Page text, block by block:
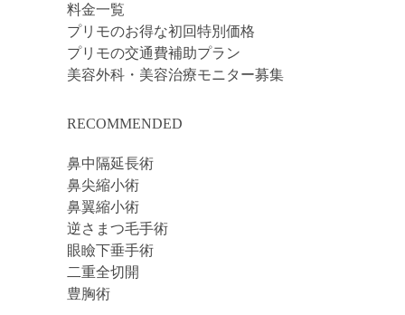
料金一覧
プリモのお得な初回特別価格
プリモの交通費補助プラン
美容外科・美容治療モニター募集
RECOMMENDED
鼻中隔延長術
鼻尖縮小術
鼻翼縮小術
逆さまつ毛手術
眼瞼下垂手術
二重全切開
豊胸術